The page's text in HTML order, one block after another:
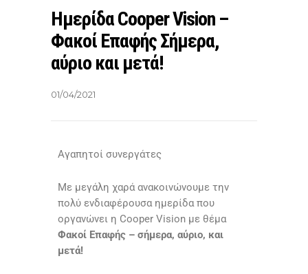
Ημερίδα Cooper Vision –
Φακοί Επαφής Σήμερα,
αύριο και μετά!
01/04/2021
Αγαπητοί συνεργάτες
Με μεγάλη χαρά ανακοινώνουμε την
πολύ ενδιαφέρουσα ημερίδα που
οργανώνει η Cooper Vision με θέμα
Φακοί Επαφής – σήμερα, αύριο, και
μετά!